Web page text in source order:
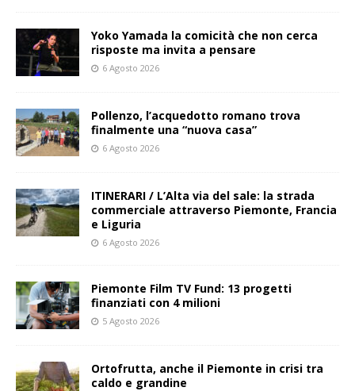
Yoko Yamada la comicità che non cerca
risposte ma invita a pensare
6 Agosto 2026
Pollenzo, l’acquedotto romano trova
finalmente una “nuova casa”
6 Agosto 2026
ITINERARI / L’Alta via del sale: la strada
commerciale attraverso Piemonte, Francia
e Liguria
6 Agosto 2026
Piemonte Film TV Fund: 13 progetti
finanziati con 4 milioni
5 Agosto 2026
Ortofrutta, anche il Piemonte in crisi tra
caldo e grandine